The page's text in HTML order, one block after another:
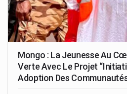
Mongo : La Jeunesse Au
Verte Avec Le Projet
Adoption Des